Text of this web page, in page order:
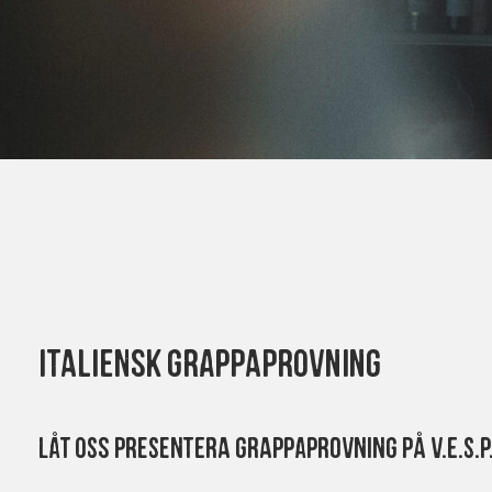
Italiensk grappaprovning
Låt oss presentera Grappaprovning på